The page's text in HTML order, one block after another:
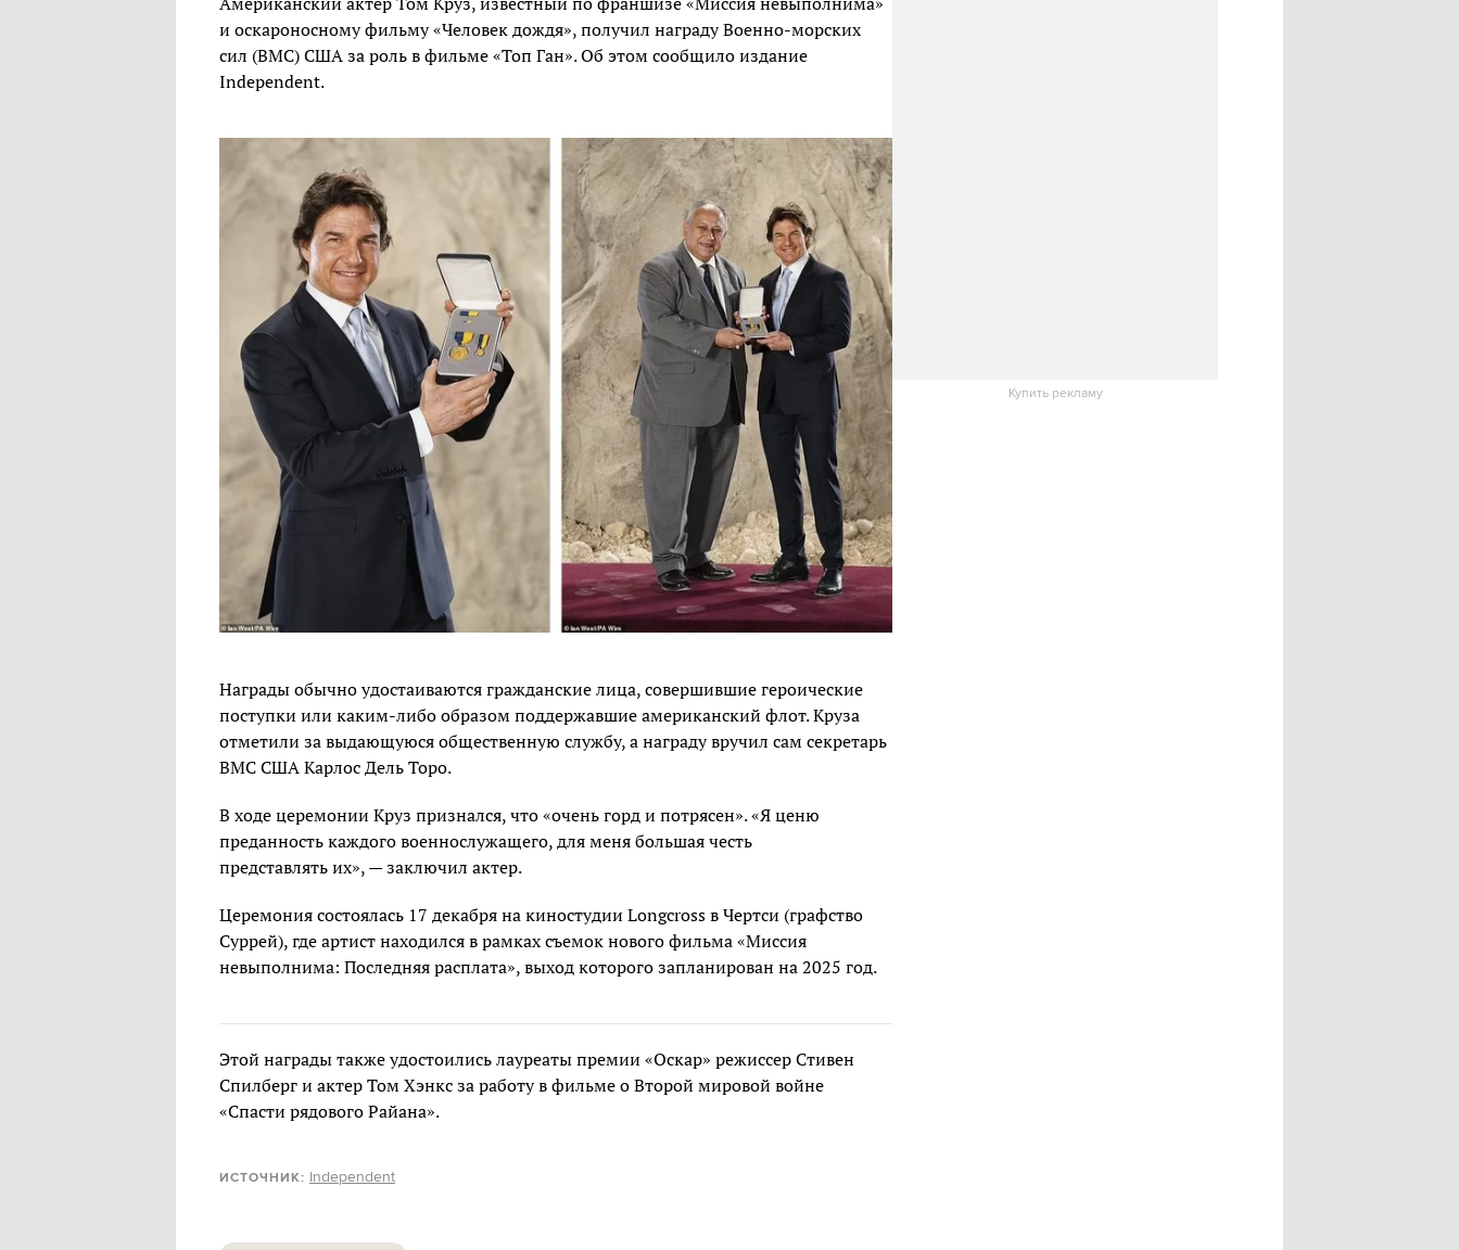
и оскароносному фильму «Человек дождя», получил награду Военно-морских
сил (ВМС) США за роль в фильме «Топ Ган». Об этом сообщило издание
Independent.
Награды обычно удостаиваются гражданские лица, совершившие героические
поступки или каким‑либо образом поддержавшие американский флот. Круза
отметили за выдающуюся общественную службу, а награду вручил сам секретарь
ВМС США Карлос Дель Торо.
В ходе церемонии Круз признался, что «очень горд и потрясен». «Я ценю
преданность каждого военнослужащего, для меня большая честь
представлять их», — заключил актер.
Церемония состоялась 17 декабря на киностудии Longcross в Чертси (графство
Суррей), где артист находился в рамках съемок нового фильма «Миссия
невыполнима: Последняя расплата», выход которого запланирован на 2025 год.
Этой награды также удостоились лауреаты премии «Оскар» режиссер Стивен
Спилберг и актер Том Хэнкс за работу в фильме о Второй мировой войне
«Спасти рядового Райана».
ИСТОЧНИК: Independent
Купить рекламу